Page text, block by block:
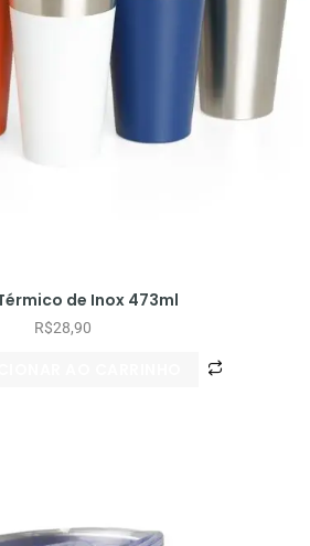
de Inox 473ml
R$28,90